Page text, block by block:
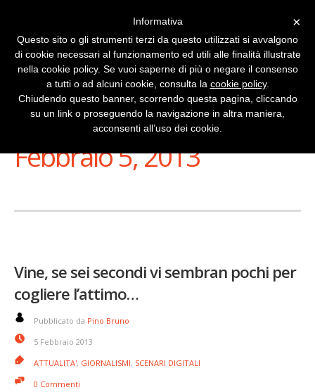
Stai Visualizzando
Febbraio 5, 2013
Vine, se sei secondi vi sembran pochi per
cogliere l’attimo…
Pubblicato da Pino Bruno
5 Febbraio 2013
ATTUALITA', GIORNALISMI, SCENARI DIGITALI
0 Commenti
×
Informativa
Questo sito o gli strumenti terzi da questo utilizzati si avvalgono
di cookie necessari al funzionamento ed utili alle finalità illustrate
nella cookie policy. Se vuoi saperne di più o negare il consenso
a tutti o ad alcuni cookie, consulta la cookie policy.
Chiudendo questo banner, scorrendo questa pagina, cliccando
su un link o proseguendo la navigazione in altra maniera,
acconsenti all’uso dei cookie.